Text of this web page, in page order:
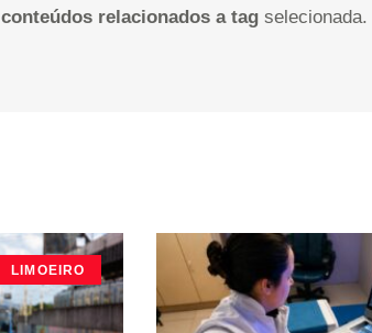
conteúdos relacionados a tagselecionada.
LIMOEIRO